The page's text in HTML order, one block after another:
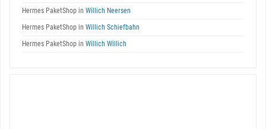
Hermes PaketShop in Willich Neersen
Hermes PaketShop in Willich Schiefbahn
Hermes PaketShop in Willich Willich